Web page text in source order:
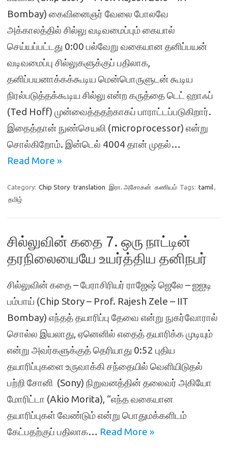
Bombay) கைவினைஞர் வேலை போலவே
அக்காலத்தில் சில்லு வடிவமைப்பும் கையால்
செய்யப்பட்டது 0:00 பல்வேறு வகையான தனிப்பயன்
வடிவமைப்பு சில்லுகளுக்குப் பதிலாக,
தனிப்பயனாக்கக்கூடிய மென்பொருளுடன் கூடிய
நிரல்படுத்தக்கூடிய சில்லு என்ற கருத்தை டெட் ஹாஃப்
(Ted Hoff) முன்வைத்ததற்காகப் பாராட்டப்படுகிறார்.
இதைத்தான் நுண்செயலி (microprocessor) என்று
சொல்கிறோம். இன்டெல் 4004 தான் முதல்…
Read More »
Category: Chip Story translation இரா. அசோகன் கணியம் Tags: tamil,
தமிழ்
சில்லுவின் கதை 7. ஒரு நாட்டின்
தரநிலையையே உயர்த்திய தனிநபர்
சில்லுவின் கதை – பேராசிரியர் ராஜேஷ் ஜெலே – ஐஐடி
பம்பாய் (Chip Story – Prof. Rajesh Zele – IIT
Bombay) எந்தத் தயாரிப்பு தேவை என்று நுகர்வோரால்
சொல்ல இயலாது, ஏனெனில் எதைத் தயாரிக்க முடியும்
என்று அவர்களுக்குத் தெரியாது 0:52 புதிய
தயாரிப்புகளை உருவாக்கி சந்தையில் வெளியிடுதல்
பற்றி சோனி (Sony) நிறுவனத்தின் தலைவர் அகியோ
மோரிட்டா (Akio Morita), “எந்த வகையான
தயாரிப்புகள் வேண்டும் என்று பொதுமக்களிடம்
கேட்பதற்குப் பதிலாக… Read More »